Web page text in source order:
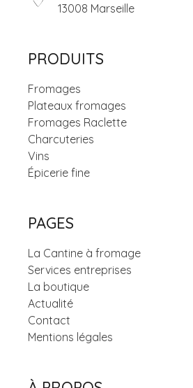
13008 Marseille
PRODUITS
Fromages
Plateaux fromages
Fromages Raclette
Charcuteries
Vins
Épicerie fine
PAGES
La Cantine à fromage
Services entreprises
La boutique
Actualité
Contact
Mentions légales